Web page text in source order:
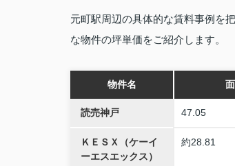
元町駅周辺の具体的な賃料事例を
な物件の坪単価をご紹介します。
物件名
読売神戸 47.05
ＫＥＳＸ（ケーイ
ーエスエックス）
約28.81